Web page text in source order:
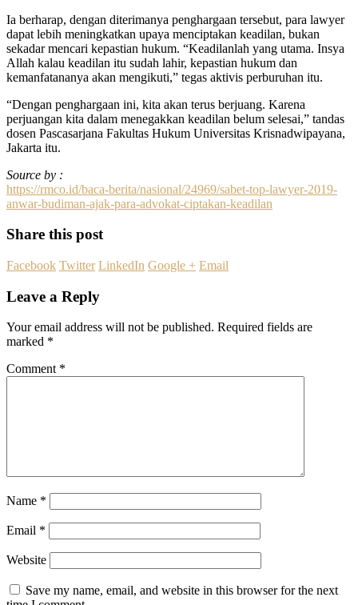
Ia berharap, dengan diterimanya penghargaan tersebut, para lawyer
dapat lebih meningkatkan upaya menciptakan keadilan, bukan
sekadar mencari kepastian hukum. “Keadilanlah yang utama. Insya
Allah kalau keadilan itu sudah lahir, kepastian hukum dan
kemanfatananya akan mengikuti,” tegas aktivis perburuhan itu.
“Dengan penghargaan ini, kita akan terus berjuang. Karena
perjuangan kita dalam menegakkan keadilan belum selesai,” tandas
dosen Pascasarjana Fakultas Hukum Universitas Krisnadwipayana,
Jakarta itu.
Source by :
https://rmco.id/baca-berita/nasional/24969/sabet-top-lawyer-2019-
anwar-budiman-ajak-para-advokat-ciptakan-keadilan
Share this post
Facebook Twitter LinkedIn Google + Email
Leave a Reply
Your email address will not be published. Required fields are
marked *
Comment *
Name *
Email *
Website
Save my name, email, and website in this browser for the next